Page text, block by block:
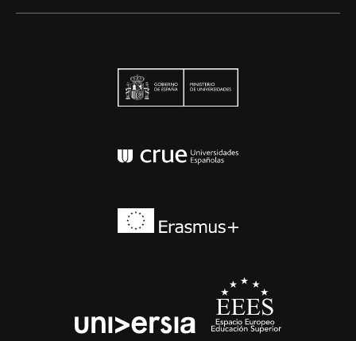
Conferencia de
universia